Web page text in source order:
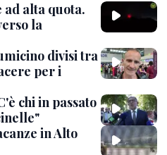
ad alta quota.
la
divisi tra
per i
chi in passato
in Alto